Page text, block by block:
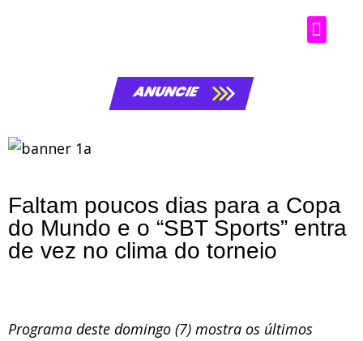
ANUNCIE
Faltam poucos dias para a Copa
do Mundo e o “SBT Sports” entra
de vez no clima do torneio
Programa deste domingo (7) mostra os últimos